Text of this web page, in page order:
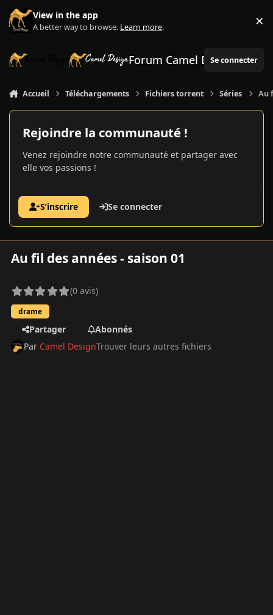
Aller au contenu
View in the app
A better way to browse. Learn more. ×
Forum Camel Design
Se connecter
Accueil Téléchargements Fichiers torrent Séries Au
Rejoindre la communauté !
Venez rejoindre notre communauté et partager avec
elle vos passions !
S’inscrire Se connecter
Au fil des années - saison 01
(0 avis)
drame
Partager
Abonnés
Par Camel DesignTrouver leurs autres fichiers